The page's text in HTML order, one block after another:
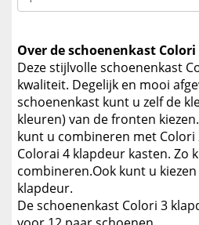
Over de schoenenkast
Deze stijlvolle schoenenkast
kwaliteit. Degelijk en mooi
schoenenkast kunt u zelf de
kleuren) van de fronten
kunt u combineren met Colori
Colorai 4 klapdeur kasten. Zo
combineren.Ook kunt u
klapdeur.
De schoenenkast Colori 3